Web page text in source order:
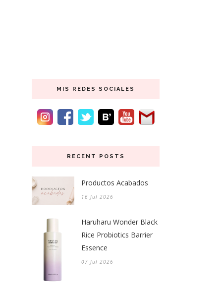
MIS REDES SOCIALES
RECENT POSTS
Productos Acabados
16 Jul 2026
Haruharu Wonder Black
Rice Probiotics Barrier
Essence
07 Jul 2026